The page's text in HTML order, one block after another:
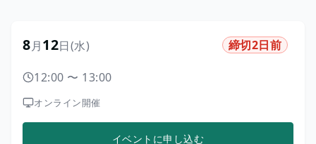
8月12日(水) 締切2日前
12:00 〜 13:00
オンライン開催
イベントに申し込む